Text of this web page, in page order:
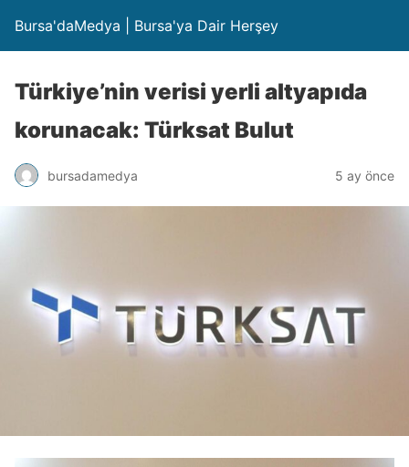
Bursa'daMedya | Bursa'ya Dair Herşey
Türkiye’nin verisi yerli altyapıda
korunacak: Türksat Bulut
bursadamedya 5 ay önce